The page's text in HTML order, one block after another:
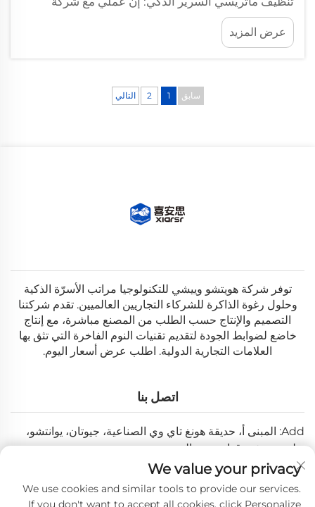
«شيارسر» لقطع الأثاث على مدى سنواتٍ عديدةٍ قد فتح
عينيَّ على مدى سهولة تراكم الأوساخ والجراثيم على
ماتريسي السرير الذكي عند إهمال تنظيفهما. فقبل ثلاثة
عرض المزيد
سابق 1
2 التالي
توفر شركة هويتشو وييشي للتكنولوجيا مراتب الأسرّة الذكية
وحلول رغوة الذاكرة للشركاء التجاريين العالميين. تقدم شركتنا
التصميم والإنتاج حسب الطلب من المصنع مباشرة، مع إنتاج
خاضع لضوابط الجودة لتقديم تقنيات النوم الفاخرة التي تثق بها
العلامات التجارية الدولية. اطلب عرض أسعار اليوم.
اتصل بنا
Add: المبنى أ، حديقة هونغ تاي وي الصناعية، جيوتان، يوانتشو،
بولو، هويتشو، قوانغدونغ، الصين
البريد الإلكتروني:[email protected]
هاتف: +86-0752-6688646
We value your privacy
We use cookies and similar tools to provide our services.
If you don't want to accept all cookies, click Personalize